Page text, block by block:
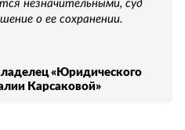
незначительными, суд
о ее сохранении.
«Юридического
Карсаковой»